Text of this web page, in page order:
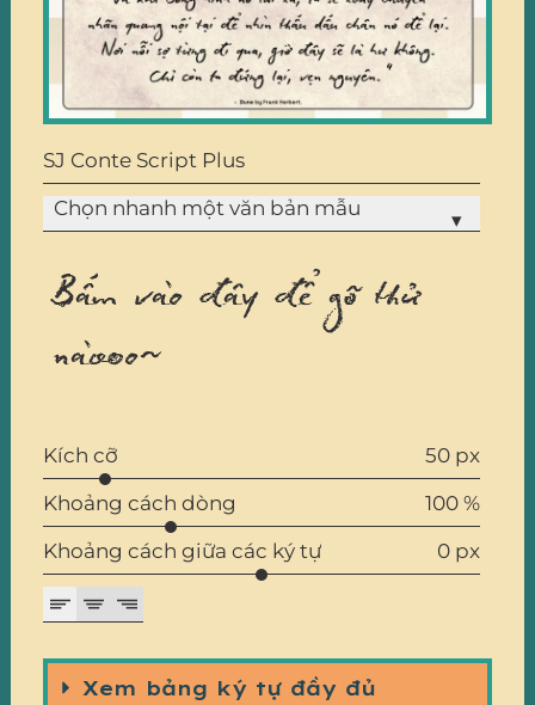
SJ Conte Script Plus
Chọn nhanh một văn bản mẫu
▾
Bấm vào đây để gõ thử
nàooo~
Kích cỡ
50 px
Khoảng cách dòng
100 %
Khoảng cách giữa các ký tự
0 px
Xem bảng ký tự đầy đủ